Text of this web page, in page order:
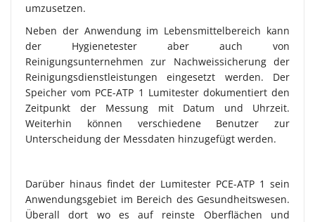
umzusetzen.
Neben der Anwendung im Lebensmittelbereich kann
der Hygienetester aber auch von
Reinigungsunternehmen zur Nachweissicherung der
Reinigungsdienstleistungen eingesetzt werden. Der
Speicher vom PCE-ATP 1 Lumitester dokumentiert den
Zeitpunkt der Messung mit Datum und Uhrzeit.
Weiterhin können verschiedene Benutzer zur
Unterscheidung der Messdaten hinzugefügt werden.
Darüber hinaus findet der Lumitester PCE-ATP 1 sein
Anwendungsgebiet im Bereich des Gesundheitswesen.
Überall dort wo es auf reinste Oberflächen und